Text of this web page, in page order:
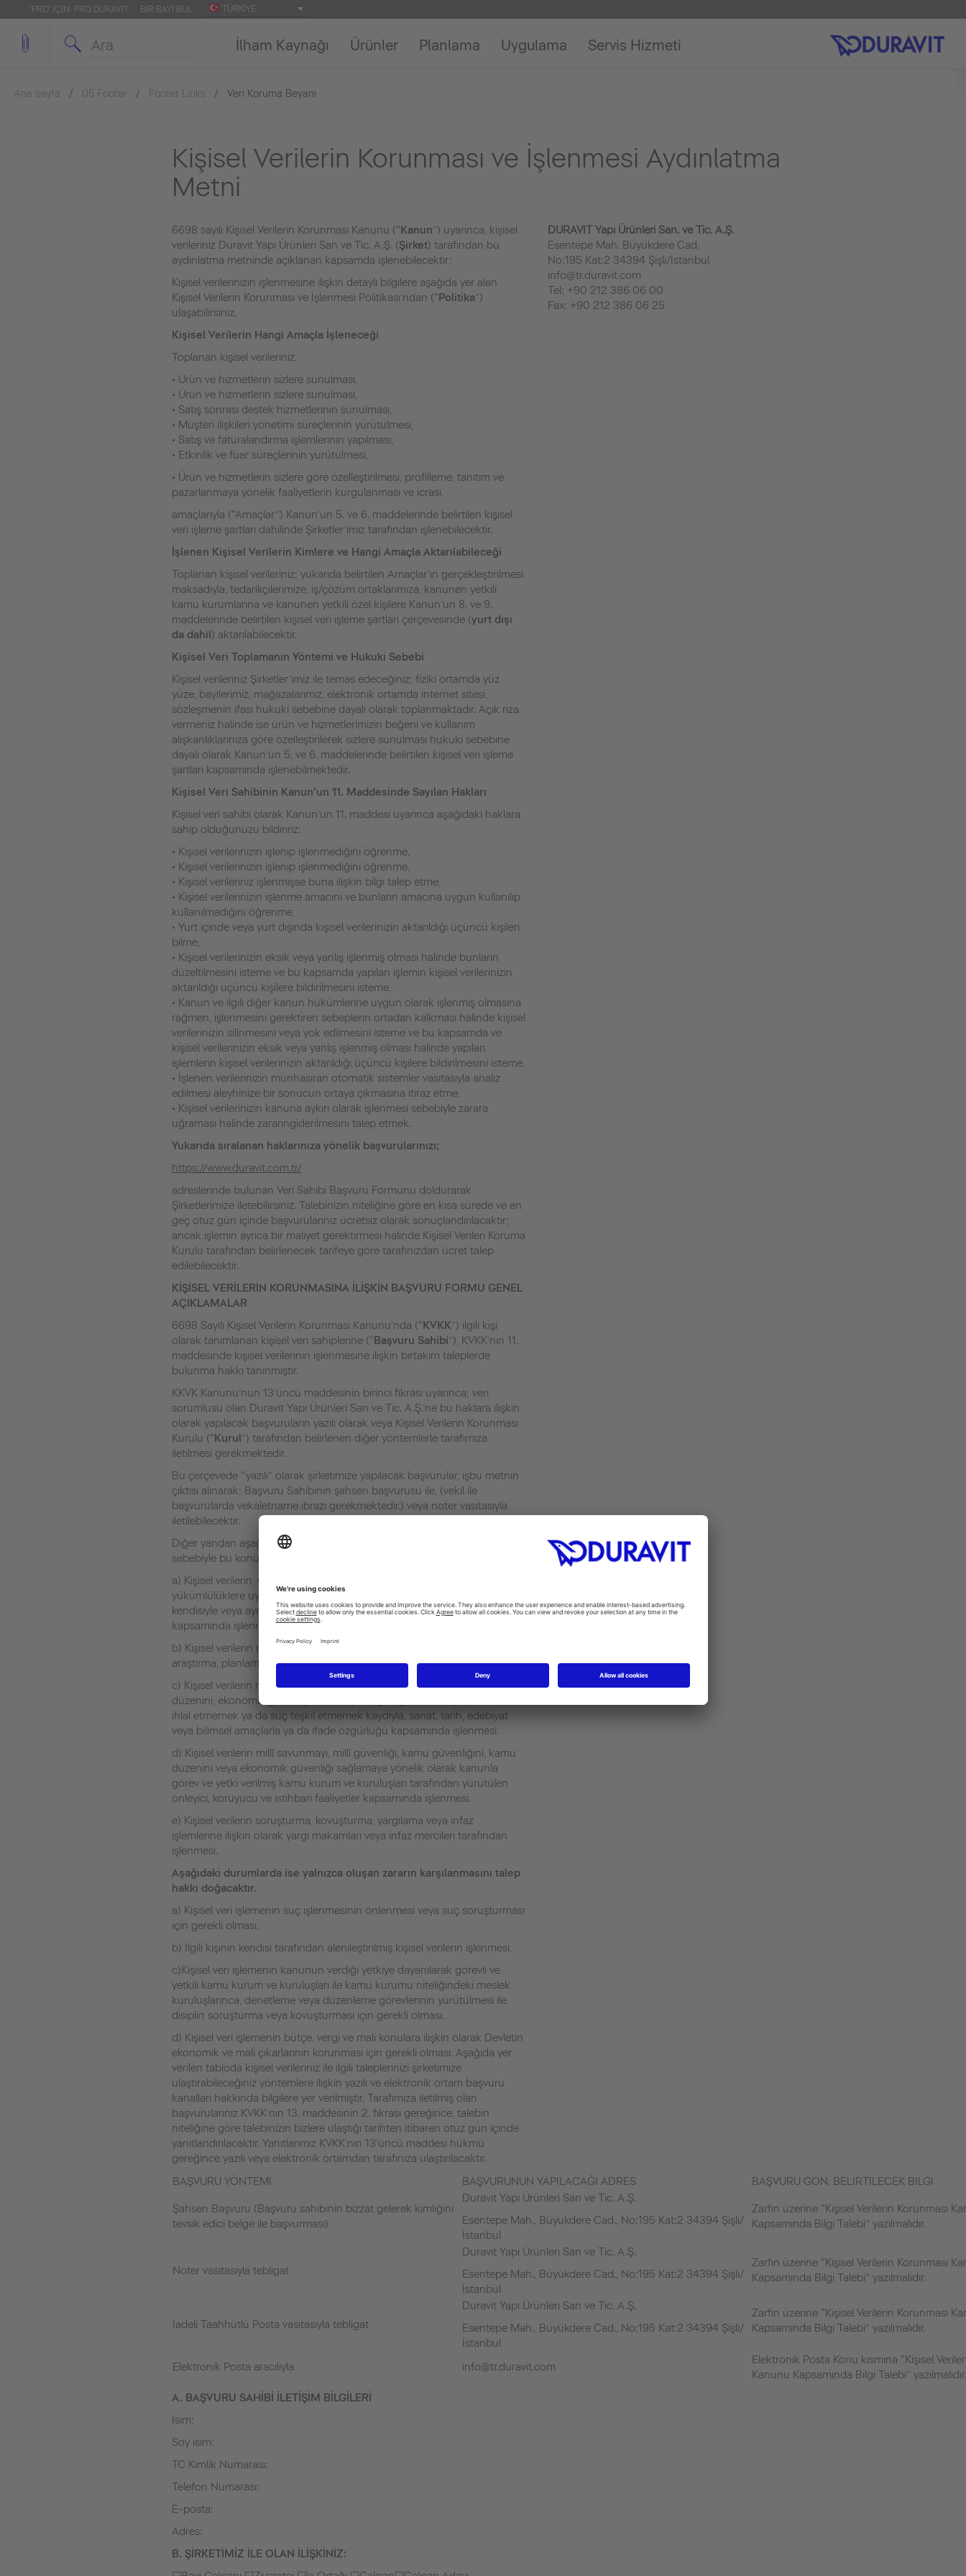
'PRO' IÇIN: PRO.DURAVIT BIR BAYI BUL TÜRKIYE
İlham Kaynağı Ürünler Planlama Uygulama Servis Hizmeti
Ana sayfa 05 Footer Footer Links Veri Koruma Beyanı
Kişisel Verilerin Korunması ve İşlenmesi Aydınlatma
Metni
6698 sayılı Kişisel Verilerin Korunması Kanunu (“Kanun”) uyarınca, kişisel
verileriniz Duravit Yapı Ürünleri San ve Tic. A.Ş. (Şirket) tarafından bu
aydınlatma metninde açıklanan kapsamda işlenebilecektir:
Kişisel verilerinizin işlenmesine ilişkin detaylı bilgilere aşağıda yer alan
Kişisel Verilerin Korunması ve İşlenmesi Politikası’ndan (“Politika”)
ulaşabilirsiniz.
Kişisel Verilerin Hangi Amaçla İşleneceği
Toplanan kişisel verileriniz,
• Ürün ve hizmetlerin sizlere sunulması,
• Ürün ve hizmetlerin sizlere sunulması,
• Satış sonrası destek hizmetlerinin sunulması,
• Müşteri ilişkileri yönetimi süreçlerinin yürütülmesi,
• Satış ve faturalandırma işlemlerinin yapılması,
• Etkinlik ve fuar süreçlerinin yürütülmesi,
• Ürün ve hizmetlerin sizlere göre özelleştirilmesi, profilleme, tanıtım ve
pazarlanmaya yönelik faaliyetlerin kurgulanması ve icrası,
amaçlarıyla (“Amaçlar”) Kanun’un 5. ve 6. maddelerinde belirtilen kişisel
veri işleme şartları dahilinde Şirketler’imiz tarafından işlenebilecektir.
İşlenen Kişisel Verilerin Kimlere ve Hangi Amaçla Aktarılabileceği
Toplanan kişisel verileriniz; yukarıda belirtilen Amaçlar’ın gerçekleştirilmesi
maksadıyla, tedarikçilerimize, iş/çözüm ortaklarımıza, kanunen yetkili
kamu kurumlarına ve kanunen yetkili özel kişilere Kanun’un 8. ve 9.
maddelerinde belirtilen kişisel veri işleme şartları çerçevesinde (yurt dışı
da dahil) aktarılabilecektir.
Kişisel Veri Toplamanın Yöntemi ve Hukuki Sebebi
Kişisel verileriniz Şirketler’imiz ile temas edeceğiniz; fiziki ortamda yüz
yüze, bayilerimiz, mağazalarımız, elektronik ortamda internet sitesi,
sözleşmenin ifası hukuki sebebine dayalı olarak toplanmaktadır. Açık rıza
vermeniz halinde ise ürün ve hizmetlerimizin beğeni ve kullanım
alışkanlıklarınıza göre özelleştirilerek sizlere sunulması hukuki sebebine
dayalı olarak Kanun’un 5. ve 6. maddelerinde belirtilen kişisel veri işleme
şartları kapsamında işlenebilmektedir.
Kişisel Veri Sahibinin Kanun’un 11. Maddesinde Sayılan Hakları
Kişisel veri sahibi olarak Kanun’un 11. maddesi uyarınca aşağıdaki haklara
sahip olduğunuzu bildiririz:
• Kişisel verilerinizin işlenip işlenmediğini öğrenme,
• Kişisel verilerinizin işlenip işlenmediğini öğrenme,
• Kişisel verileriniz işlenmişse buna ilişkin bilgi talep etme,
• Kişisel verilerinizin işlenme amacını ve bunların amacına uygun kullanılıp
kullanılmadığını öğrenme,
• Yurt içinde veya yurt dışında kişisel verilerinizin aktarıldığı üçüncü kişileri
bilme,
• Kişisel verilerinizin eksik veya yanlış işlenmiş olması halinde bunların
düzeltilmesini isteme ve bu kapsamda yapılan işlemin kişisel verilerinizin
aktarıldığı üçüncü kişilere bildirilmesini isteme,
• Kanun ve ilgili diğer kanun hükümlerine uygun olarak işlenmiş olmasına
rağmen, işlenmesini gerektiren sebeplerin ortadan kalkması halinde kişisel
verilerinizin silinmesini veya yok edilmesini isteme ve bu kapsamda ve
kişisel verilerinizin eksik veya yanlış işlenmiş olması halinde yapılan
işlemlerin kişisel verilerinizin aktarıldığı üçüncü kişilere bildirilmesini isteme,
• İşlenen verilerinizin münhasıran otomatik sistemler vasıtasıyla analiz
edilmesi aleyhinize bir sonucun ortaya çıkmasına itiraz etme,
• Kişisel verilerinizin kanuna aykırı olarak işlenmesi sebebiyle zarara
uğraması halinde zararıngiderilmesini talep etmek.
Yukarıda sıralanan haklarınıza yönelik başvurularınızı;
https://www.duravit.com.tr/
adreslerinde bulunan Veri Sahibi Başvuru Formunu doldurarak
Şirketlerimize iletebilirsiniz. Talebinizin niteliğine göre en kısa sürede ve en
geç otuz gün içinde başvurularınız ücretsiz olarak sonuçlandırılacaktır;
ancak işlemin ayrıca bir maliyet gerektirmesi halinde Kişisel Verileri Koruma
Kurulu tarafından belirlenecek tarifeye göre tarafınızdan ücret talep
edilebilecektir.
KİŞİSEL VERİLERİN KORUNMASINA İLİŞKİN BAŞVURU FORMU GENEL
AÇIKLAMALAR
6698 Sayılı Kişisel Verilerin Korunması Kanunu’nda (“KVKK”) ilgili kişi
olarak tanımlanan kişisel veri sahiplerine (“Başvuru Sahibi”), KVKK’nın 11.
maddesinde kişisel verilerinin işlenmesine ilişkin birtakım taleplerde
bulunma hakkı tanınmıştır.
KKVK Kanunu’nun 13’üncü maddesinin birinci fıkrası uyarınca; veri
sorumlusu olan Duravit Yapı Ürünleri San ve Tic. A.Ş.’ne bu haklara ilişkin
olarak yapılacak başvuruların yazılı olarak veya Kişisel Verilerin Korunması
Kurulu (“Kurul”) tarafından belirlenen diğer yöntemlerle tarafımıza
iletilmesi gerekmektedir.
Bu çerçevede “yazılı” olarak şirketimize yapılacak başvurular, işbu metnin
çıktısı alınarak; Başvuru Sahibinin şahsen başvurusu ile, (vekil ile
başvurularda vekaletname ibrazı gerekmektedir.) veya noter vasıtasıyla
iletilebilecektir.
Diğer yandan aşağıda belirtilen hallerin KVKK kapsamında olmaması
sebebiyle bu konulara ilişkin talep yöneltme hakkı doğmayacaktır:
a) Kişisel verilerin, üçüncü kişilere verilmemek ve veri güvenliğine ilişkin
yükümlülüklere uyulmak kaydıyla gerçek kişiler tarafından tamamen
kendisiyle veya aynı konutta yaşayan aile fertleriyle ilgili faaliyetler
kapsamında işlenmesi.
b) Kişisel verilerin resmi istatistik ile anonim hâle getirilmek suretiyle
araştırma, planlama ve istatistik gibi amaçlarla işlenmesi.
c) Kişisel verilerin millî savunmayı, millî güvenliği, kamu güvenliğini, kamu
düzenini, ekonomik güvenliği, özel hayatın gizliliğini veya kişilik haklarını
ihlal etmemek ya da suç teşkil etmemek kaydıyla, sanat, tarih, edebiyat
veya bilimsel amaçlarla ya da ifade özgürlüğü kapsamında işlenmesi.
d) Kişisel verilerin millî savunmayı, millî güvenliği, kamu güvenliğini, kamu
düzenini veya ekonomik güvenliği sağlamaya yönelik olarak kanunla
görev ve yetki verilmiş kamu kurum ve kuruluşları tarafından yürütülen
önleyici, koruyucu ve istihbari faaliyetler kapsamında işlenmesi.
e) Kişisel verilerin soruşturma, kovuşturma, yargılama veya infaz
işlemlerine ilişkin olarak yargı makamları veya infaz mercileri tarafından
işlenmesi.
Aşağıdaki durumlarda ise yalnızca oluşan zararın karşılanmasını talep
hakkı doğacaktır.
a) Kişisel veri işlemenin suç işlenmesinin önlenmesi veya suç soruşturması
için gerekli olması.
b) İlgili kişinin kendisi tarafından alenileştirilmiş kişisel verilerin işlenmesi.
c)Kişisel veri işlemenin kanunun verdiği yetkiye dayanılarak görevli ve
yetkili kamu kurum ve kuruluşları ile kamu kurumu niteliğindeki meslek
kuruluşlarınca, denetleme veya düzenleme görevlerinin yürütülmesi ile
disiplin soruşturma veya kovuşturması için gerekli olması.
d) Kişisel veri işlemenin bütçe, vergi ve mali konulara ilişkin olarak Devletin
ekonomik ve mali çıkarlarının korunması için gerekli olması. Aşağıda yer
verilen tabloda kişisel verileriniz ile ilgili taleplerinizi şirketimize
ulaştırabileceğiniz yöntemlere ilişkin yazılı ve elektronik ortam başvuru
kanalları hakkında bilgilere yer verilmiştir. Tarafımıza iletilmiş olan
başvurularınız KVKK’nın 13. maddesinin 2. fıkrası gereğince, talebin
niteliğine göre talebinizin bizlere ulaştığı tarihten itibaren otuz gün içinde
yanıtlandırılacaktır. Yanıtlarımız KVKK’nın 13’üncü maddesi hükmü
gereğince yazılı veya elektronik ortamdan tarafınıza ulaştırılacaktır.
BAŞVURU YÖNTEMİ
BAŞVURUNUN YAPILACAĞI ADRES BAŞVURU GÖN. BELİRTİLECEK BİLGİ
Şahsen Başvuru (Başvuru sahibinin bizzat gelerek kimliğini
tevsik edici belge ile başvurması)
Duravit Yapı Ürünleri San ve Tic. A.Ş.
Esentepe Mah., Büyükdere Cad., No:195 Kat:2 34394 Şişli/
İstanbul
Zarfın üzerine “Kişisel Verilerin Korunması
Kapsamında Bilgi Talebi” yazılmalıdır.
Noter vasıtasıyla tebligat
Duravit Yapı Ürünleri San ve Tic. A.Ş.
Esentepe Mah., Büyükdere Cad., No:195 Kat:2 34394 Şişli/
İstanbul
Zarfın üzerine “Kişisel Verilerin Korunması
Kapsamında Bilgi Talebi” yazılmalıdır.
İadeli Taahhütlü Posta vasıtasıyla tebligat
Duravit Yapı Ürünleri San ve Tic. A.Ş.
Esentepe Mah., Büyükdere Cad., No:195 Kat:2 34394 Şişli/
İstanbul
Zarfın üzerine “Kişisel Verilerin Korunması
Kapsamında Bilgi Talebi” yazılmalıdır.
Elektronik Posta aracılıyla info@tr.duravit.com
Elektronik Posta Konu kısmına “Kişisel
Kanunu Kapsamında Bilgi Talebi” yazılmalıdır.
A. BAŞVURU SAHİBİ İLETİŞİM BİLGİLERİ
İsim:
Soy isim:
TC Kimlik Numarası:
Telefon Numarası:
E-posta:
Adres:
B. ŞİRKETİMİZ İLE OLAN İLİŞKİNİZ:
DURAVIT Yapı Ürünleri San. ve Tic. A.Ş.
Esentepe Mah. Büyükdere Cad.
No:195 Kat:2 34394 Şişli/İstanbul
info@tr.duravit.com
Tel: +90 212 386 06 00
Fax: +90 212 386 06 25